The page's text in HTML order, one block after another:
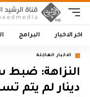
اخر الاخبار البرامج
الاخبار العاجلة
دينار لم يتم